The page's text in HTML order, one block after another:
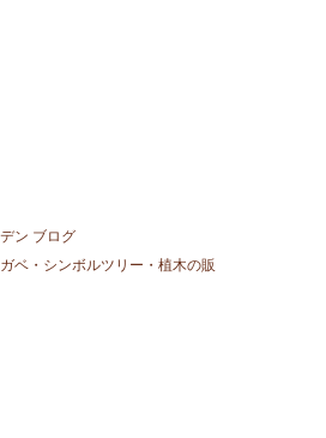
ン ブログ
ベ・シンボルツリー・植木の販